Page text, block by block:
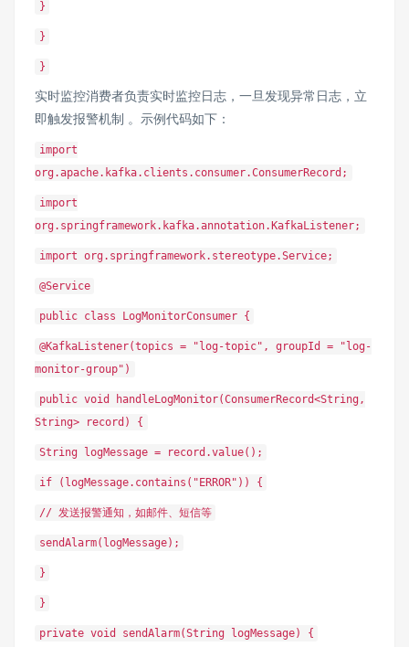
}
}
}
实时监控消费者负责实时监控日志，一旦发现异常日志，立
即触发报警机制 。示例代码如下：
import
org.apache.kafka.clients.consumer.ConsumerRecord;
import
org.springframework.kafka.annotation.KafkaListener;
import org.springframework.stereotype.Service;
@Service
public class LogMonitorConsumer {
@KafkaListener(topics = "log-topic", groupId = "log-
monitor-group")
public void handleLogMonitor(ConsumerRecord<String,
String> record) {
String logMessage = record.value();
if (logMessage.contains("ERROR")) {
// 发送报警通知，如邮件、短信等
sendAlarm(logMessage);
}
}
private void sendAlarm(String logMessage) {